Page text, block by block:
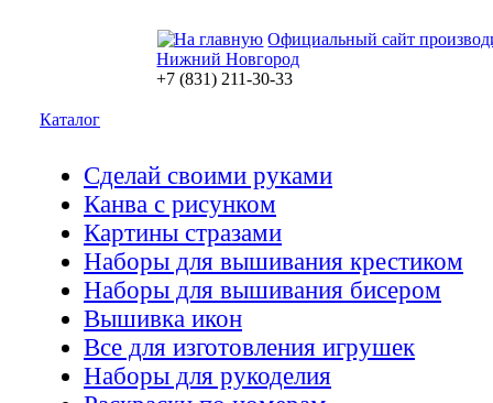
Официальный сайт
Нижний Новгород
+7 (831) 211-30-33
Каталог
Сделай своими руками
Канва с рисунком
Картины стразами
Наборы для вышивания крестиком
Наборы для вышивания бисером
Вышивка икон
Все для изготовления игрушек
Наборы для рукоделия